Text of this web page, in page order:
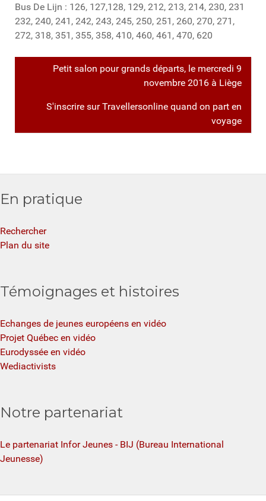
Bus De Lijn : 126, 127,128, 129, 212, 213, 214, 230, 231
232, 240, 241, 242, 243, 245, 250, 251, 260, 270, 271,
272, 318, 351, 355, 358, 410, 460, 461, 470, 620
Petit salon pour grands départs, le mercredi 9
novembre 2016 à Liège
S'inscrire sur Travellersonline quand on part en
voyage
En pratique
Rechercher
Plan du site
Témoignages et histoires
Echanges de jeunes européens en vidéo
Projet Québec en vidéo
Eurodyssée en vidéo
Wediactivists
Notre partenariat
Le partenariat Infor Jeunes - BIJ (Bureau International
Jeunesse)